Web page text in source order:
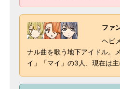
ファ
ヘビ
ナル曲を歌う地下アイドル。
イ」「マイ」の3人、現在は